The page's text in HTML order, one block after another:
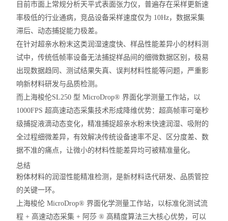
目前市面上常规分析天平式表面张力仪，普遍存在采样更新速
率极低的行业通病，竞品设备采样速度仅为 10Hz，数据采集
滞后、动态捕捉能力极差。
在针对超亲水粉末这类润湿速度快、样品性能差异小的材料测
试中，传统低帧率设备无法捕捉样品间的细微数据区别 ，极易
出现数据趋同、测试结果失真、误判材料性能等问题，严重影
响新材料研发与品质检测。
而上海梭伦SL250 型 MicroDrop® 界面化学测量工作站，以
1000FPS 超高速动态采集技术形成降维优势：超高帧率可毫秒
级捕捉液滴动态变化，精准捕捉超亲水粉末快速润湿、吸附的
全过程细微差异，有效解决传统设备速率不足、区分度差、数
据不准的痛点，让微小的材料性能差异均可被精准量化。
总结
粉体材料的润湿性能精准检测，是新材料迭代研发、品质管控
的关键一环。
上海梭伦 MicroDrop® 界面化学测量工作站，以标准化测试流
程 + 高速动态采集 + 阿莎 ® 高精度算法三大核心优势，可以